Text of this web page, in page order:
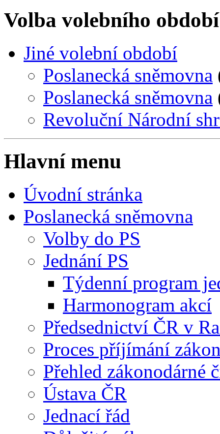
Volba volebního období
Jiné volební období
Poslanecká sněmovna
Poslanecká sněmovna
Revoluční Národní
Hlavní menu
Úvodní stránka
Poslanecká sněmovna
Volby do PS
Jednání PS
Týdenní program
Harmonogram akcí
Předsednictví ČR v
Proces příjímání
Přehled zákonodárné
Ústava ČR
Jednací řád